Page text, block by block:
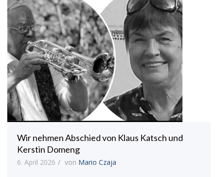
Wir nehmen Abschied von Klaus Katsch und
Kerstin Domeng
6. April 2026 von Mario Czaja